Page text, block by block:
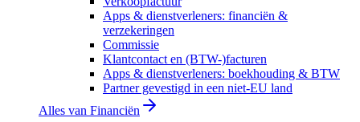
Apps & dienstverleners: financiën &
verzekeringen
Commissie
Klantcontact en (BTW-)facturen
Apps & dienstverleners: boekhouding & BTW
Partner gevestigd in een niet-EU land
Alles van Financiën